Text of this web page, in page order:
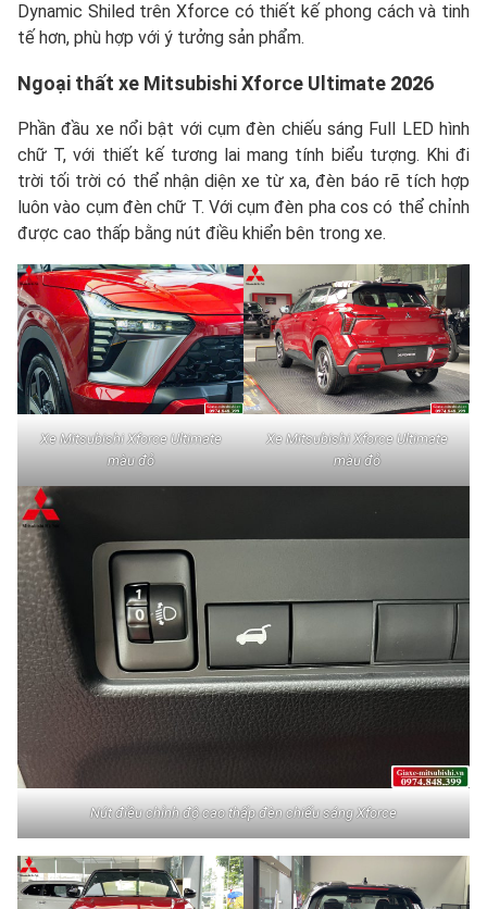
Dynamic Shiled trên Xforce có thiết kế phong cách và tinh
tế hơn, phù hợp với ý tưởng sản phẩm.
Ngoại thất xe Mitsubishi Xforce Ultimate 2026
Phần đầu xe nổi bật với cụm đèn chiếu sáng Full LED hình
chữ T, với thiết kế tương lai mang tính biểu tượng. Khi đi
trời tối trời có thể nhận diện xe từ xa, đèn báo rẽ tích hợp
luôn vào cụm đèn chữ T. Với cụm đèn pha cos có thể chỉnh
được cao thấp bằng nút điều khiển bên trong xe.
Xe Mitsubishi Xforce Ultimate
màu đỏ
Xe Mitsubishi Xforce Ultimate
màu đỏ
Nút điều chỉnh độ cao thấp đèn chiếu sáng Xforce